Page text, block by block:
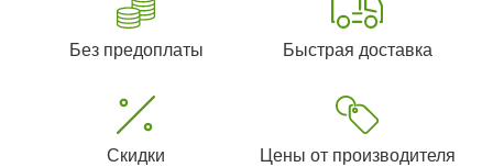
Без предоплаты Быстрая доставка
Скидки Цены от производителя